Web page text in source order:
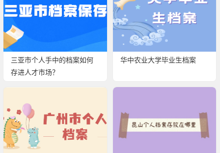
三亚市个人手中的档案如何
存进人才市场？
华中农业大学毕业生档案